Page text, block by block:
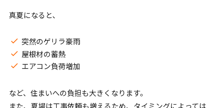
真夏になると、
突然のゲリラ豪雨
屋根材の蓄熱
エアコン負荷増加
など、住まいへの負担も大きくなります。